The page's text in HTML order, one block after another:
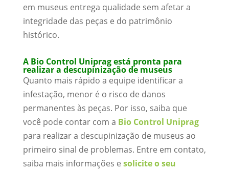
em museus entrega qualidade sem afetar a
integridade das peças e do patrimônio
histórico.
A Bio Control Uniprag está pronta para
realizar a descupinização de museus
Quanto mais rápido a equipe identificar a
infestação, menor é o risco de danos
permanentes às peças. Por isso, saiba que
você pode contar com a Bio Control Uniprag
para realizar a descupinização de museus ao
primeiro sinal de problemas. Entre em contato,
saiba mais informações e solicite o seu